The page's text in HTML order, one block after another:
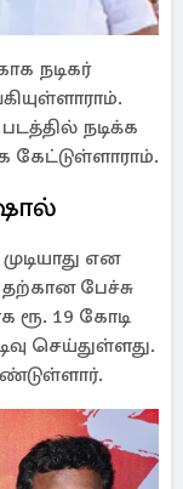
நடிகர்
நடிக்க
கேட்டுள்ளாராம்.
என
பேச்சு
ரூ. 19 கோடி
செய்துள்ளது.